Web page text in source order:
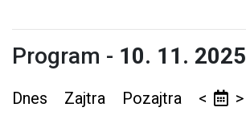
Program - 10. 11. 2025
Dnes Zajtra Pozajtra < >